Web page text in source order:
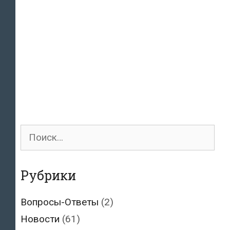
Поиск
Рубрики
Вопросы-Ответы (2)
Новости (61)